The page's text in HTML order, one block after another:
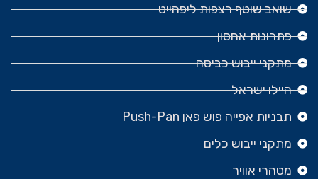
שואב שוטף רצפות ליפהייט
פתרונות אחסון
מתקני ייבוש כביסה
היילו ישראל
תבניות אפייה פוש פאן Push-Pan
מתקני ייבוש כלים
מטהרי אוויר